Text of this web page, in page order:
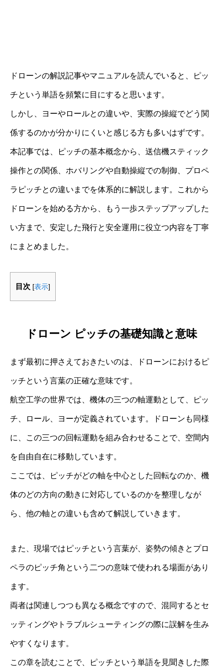
ドローンの解説記事やマニュアルを読んでいると、ピッ
チという単語を頻繁に目にすると思います。
しかし、ヨーやロールとの違いや、実際の操縦でどう関
係するのかが分かりにくいと感じる方も多いはずです。
本記事では、ピッチの基本概念から、送信機スティック
操作との関係、ホバリングや自動操縦での制御、プロペ
ラピッチとの違いまでを体系的に解説します。これから
ドローンを始める方から、もう一歩ステップアップした
い方まで、安定した飛行と安全運用に役立つ内容を丁寧
にまとめました。
目次 [表示]
ドローン ピッチの基礎知識と意味
まず最初に押さえておきたいのは、ドローンにおけるピ
ッチという言葉の正確な意味です。
航空工学の世界では、機体の三つの軸運動として、ピッ
チ、ロール、ヨーが定義されています。ドローンも同様
に、この三つの回転運動を組み合わせることで、空間内
を自由自在に移動しています。
ここでは、ピッチがどの軸を中心とした回転なのか、機
体のどの方向の動きに対応しているのかを整理しなが
ら、他の軸との違いも含めて解説していきます。
また、現場ではピッチという言葉が、姿勢の傾きとプロ
ペラのピッチ角という二つの意味で使われる場面があり
ます。
両者は関連しつつも異なる概念ですので、混同するとセ
ッティングやトラブルシューティングの際に誤解を生み
やすくなります。
この章を読むことで、ピッチという単語を見聞きした際